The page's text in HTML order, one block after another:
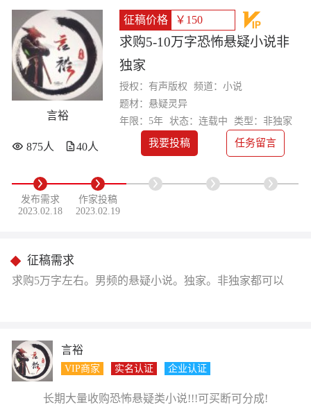
言裕
征稿价格 ￥150
求购5-10万字恐怖悬疑小说非
独家
授权：有声版权
频道：小说
题材：悬疑灵异
年限：5年 状态：连载中 类型：非独家
875人 40人 我要投稿 任务留言
发布需求
2023.02.18
作家投稿
2023.02.19
征稿需求
求购5万字左右。男频的悬疑小说。独家。非独家都可以
言裕
VIP商家 实名认证 企业认证
长期大量收购恐怖悬疑类小说!!!可买断可分成!